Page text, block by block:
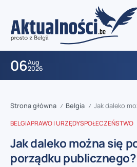
06Aug
2026
Strona główna / Belgia / Jak daleko można
BELGIAPRAWO I URZĘDYSPOŁECZEŃSTWO
Jak daleko można się
porządku publicznego?